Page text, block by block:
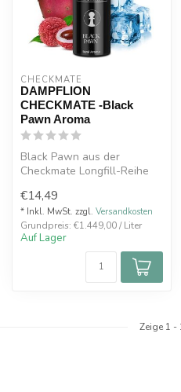
CHECKMATE
DAMPFLION
CHECKMATE -Black
Pawn Aroma
Black Pawn aus der
Checkmate Longfill-Reihe
erfrischend kü...
€14,49
* Inkl. MwSt. zzgl. Versandkosten
Grundpreis: €1.449,00 / Liter
Auf Lager
Zeige 1 -